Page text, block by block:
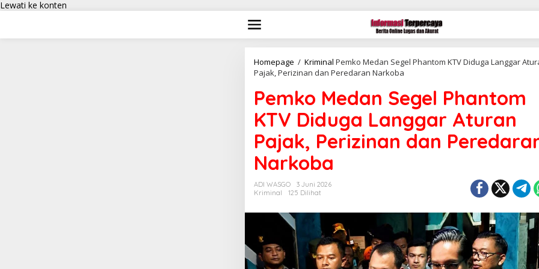
Lewati ke konten
Homepage / Kriminal Pemko Medan Segel Phantom KTV Diduga Langgar
Pajak, Perizinan dan Peredaran Narkoba
Pemko Medan Segel Phantom
KTV Diduga Langgar Aturan
Pajak, Perizinan dan
Narkoba
ADI WASGO
3 Juni 2026
Kriminal
125 Dilihat